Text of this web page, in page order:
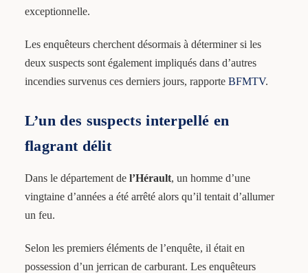
exceptionnelle.
Les enquêteurs cherchent désormais à déterminer si les
deux suspects sont également impliqués dans d’autres
incendies survenus ces derniers jours, rapporte BFMTV.
L’un des suspects interpellé en
flagrant délit
Dans le département de l’Hérault, un homme d’une
vingtaine d’années a été arrêté alors qu’il tentait d’allumer
un feu.
Selon les premiers éléments de l’enquête, il était en
possession d’un jerrican de carburant. Les enquêteurs